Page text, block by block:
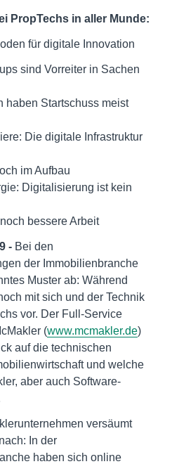
PropTechs in aller Munde:
für digitale Innovation
sind Vorreiter in Sachen
haben Startschuss meist
Die digitale Infrastruktur
im Aufbau
Digitalisierung ist kein
bessere Arbeit
- Bei den
der Immobilienbranche
Muster ab: Während
mit sich und der Technik
vor. Der Full-Service
(www.mcmakler.de)
auf die technischen
und welche
aber auch Software-
versäumt
In der
haben sich online